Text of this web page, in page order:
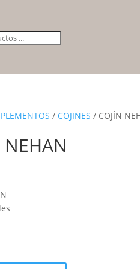
/ COJINES / COJÍN
NEHAN